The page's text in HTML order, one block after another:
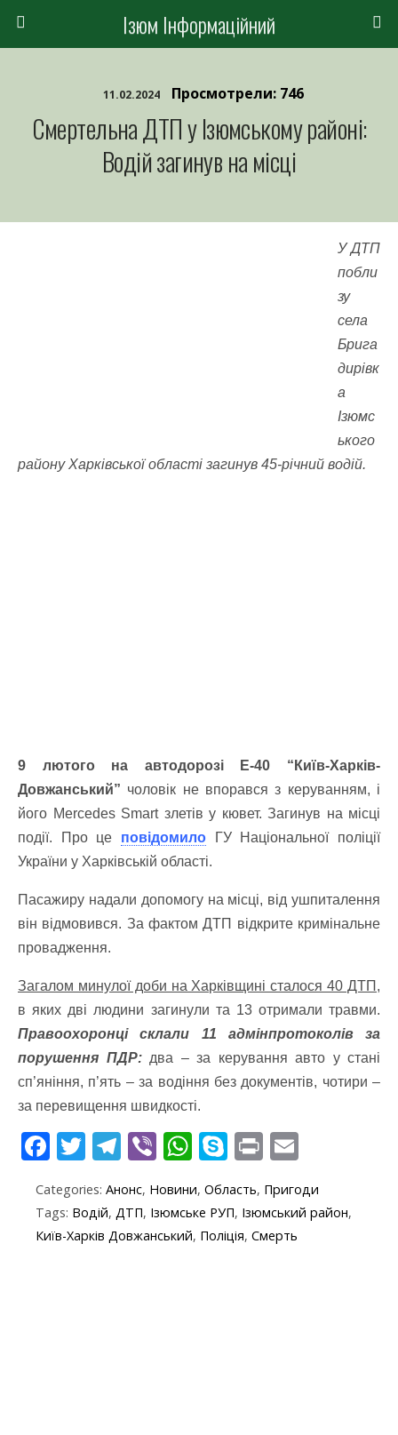
Ізюм Інформаційний
11.02.2024 Просмотрели: 746
Смертельна ДТП у Ізюмському районі:
Водій загинув на місці
У ДТП
побли
зу
села
Брига
дирівк
а
Ізюмс
ького
району Харківської області загинув 45-річний водій.
9 лютого на автодорозі Е-40 “Київ-Харків-
Довжанський” чоловік не впорався з керуванням, і
його Mercedes Smart злетів у кювет. Загинув на місці
події. Про це повідомило ГУ Національної поліції
України у Харківській області.
Пасажиру надали допомогу на місці, від ушпиталення
він відмовився. За фактом ДТП відкрите кримінальне
провадження.
Загалом минулої доби на Харківщині сталося 40 ДТП,
в яких дві людини загинули та 13 отримали травми.
Правоохоронці склали 11 адмінпротоколів за
порушення ПДР:два – за керування авто у стані
сп’яніння, п’ять – за водіння без документів, чотири –
за перевищення швидкості.
F
e
b
T
itt
er
T
e
gr
Vi
er
W
at
s
S
y
p
Pr
t ai
Categories: Анонс, Новини, Область, Пригоди
Tags: Водій, ДТП, Ізюмське РУП, Ізюмський район,
Київ-Харків Довжанський, Поліція, Смерть